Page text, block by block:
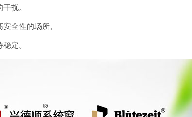
扰。
全性的场所。
定。